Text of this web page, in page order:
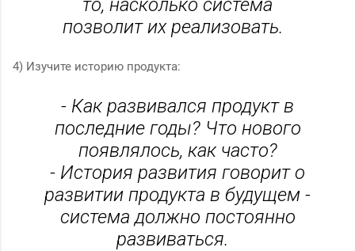
позволит их реализовать.
4) Изучите историю продукта:
- Как развивался продукт в
последние годы? Что нового
появлялось, как часто?
- История развития говорит о
развитии продукта в будущем -
система должно постоянно
развиваться.